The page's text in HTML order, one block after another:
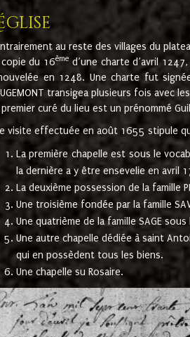
au reste des villages du
copie du 16ème d’une charte d’avril
en 1248. Une charte fut
transigea plusieurs fois avec
curé du lieu est un prénommé
visite effectuée en août 1655 stipule
La première chapelle est sous le
la dernière a y être ensevelie en avril
La deuxième possession de la famille
Une troisième fondée par la famille
Une quatrième de la famille SAGE
Une autre chapelle dédiée à saint
qui en possèdent tous les biens.
Une chapelle su Rosaire.